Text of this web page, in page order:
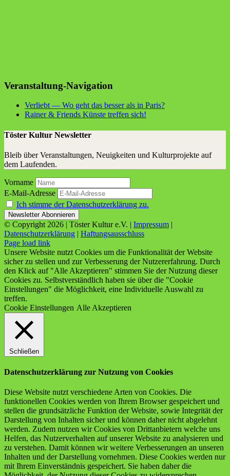
Veranstaltung-Navigation
Ver­liebt — Wo geht das bes­ser als in Paris?
Rai­ner & Fri­ends Küns­te tref­fen sich!
Töster Kultur Newsletter
Bleib über Veranstaltungen, Neuigkeiten und Kulturprojekte auf
dem Laufenden.
Vorname
E-Mail-Adresse
Ich stimme der Datenschutzerklärung zu.
© Copyright 2026 | Töster Kultur e.V. | Impressum |
Datenschutzerklärung | Haftungsausschluss
Facebook
X
Instagram
YouTube
Page load link
Unsere Website nutzt Cookies um die Funktionalität der Website
sicher zu stellen und zur Verbesserung der Nutzererfahrung. Durch
den Klick auf "Alle Akzeptieren" stimmen Sie der Nutzung dieser
Cookies zu. Selbstverständlich haben sie über die "Cookie
Einstellungen" die Möglichkeit, eine Individuelle Auswahl zu
treffen.
Cookie Einstellungen Alle Akzeptieren
Schließen
Datenschutzerklärung zur Nutzung von Cookies
Diese Website nutzt verschiedene Arten von Cookies. Die
funktionellen Cookies werden von Ihrem Browser gespeichert und
stellen die grundsätzliche Funktion der Website, sowie Integrität der
Darstellung von Inhalten sicher und können daher nicht abgelehnt
werden. Zudem nutzen wir Cookies von Drittanbietern welche uns
Helfen, das Nutzerverhalten auf unserer Website zu analysieren und
zu verstehen. Damit können wir weitere Verbesserungen an unseren
Inhalten und der Darstellung vornehmen. Diese Cookies werden nur
mit Ihrem Einverständnis gespeichert. Sie haben daher die